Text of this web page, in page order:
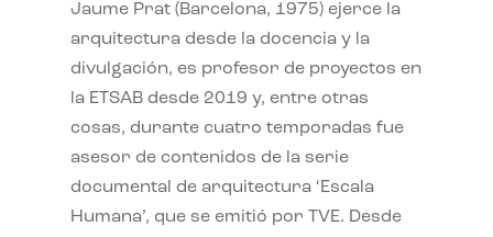
Jaume Prat (Barcelona, 1975) ejerce la
arquitectura desde la docencia y la
divulgación, es profesor de proyectos en
la ETSAB desde 2019 y, entre otras
cosas, durante cuatro temporadas fue
asesor de contenidos de la serie
documental de arquitectura ‘Escala
Humana’, que se emitió por TVE. Desde